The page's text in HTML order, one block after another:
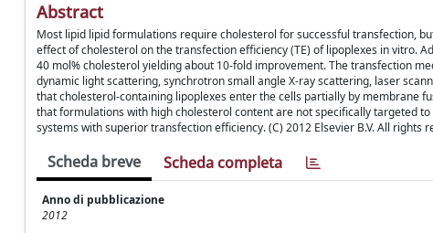
Abstract
Most lipid lipid formulations require cholesterol for successful transfection,
effect of cholesterol on the transfection efficiency (TE) of lipoplexes in vitro.
40 mol% cholesterol yielding about 10-fold improvement. The transfection
dynamic light scattering, synchrotron small angle X-ray scattering, laser
that cholesterol-containing lipoplexes enter the cells partially by membrane
that formulations with high cholesterol content are not specifically targeted
systems with superior transfection efficiency. (C) 2012 Elsevier B.V. All rights
Scheda breve Scheda completa
Anno di pubblicazione
2012